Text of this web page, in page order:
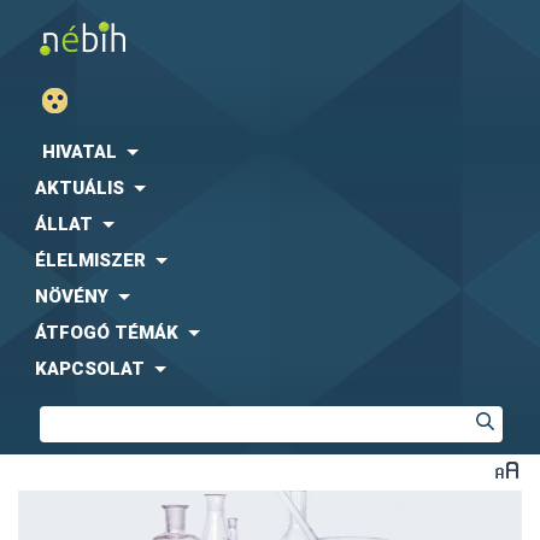
HIVATAL
AKTUÁLIS
ÁLLAT
ÉLELMISZER
NÖVÉNY
ÁTFOGÓ TÉMÁK
KAPCSOLAT